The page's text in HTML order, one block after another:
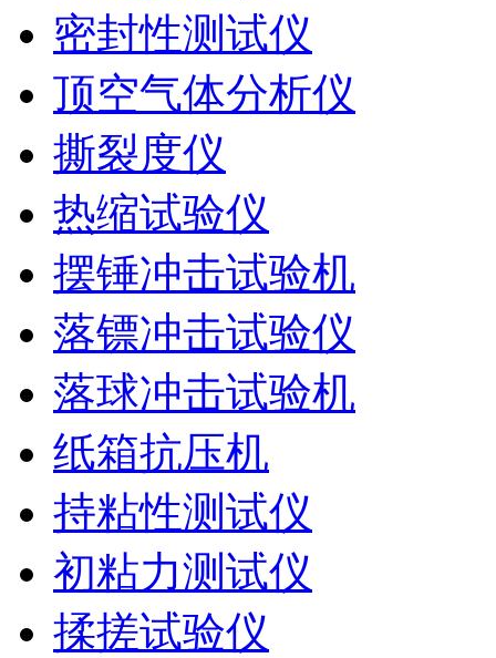
密封性测试仪
顶空气体分析仪
撕裂度仪
热缩试验仪
摆锤冲击试验机
落镖冲击试验仪
落球冲击试验机
纸箱抗压机
持粘性测试仪
初粘力测试仪
揉搓试验仪